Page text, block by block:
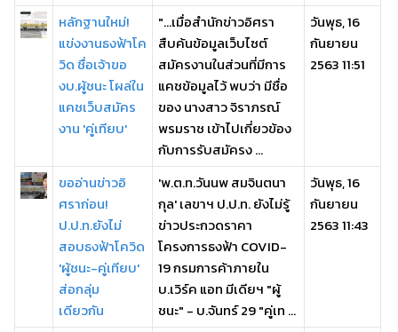
หลักฐานใหม่!
แข่งงานธงฟ้าโค
วิด ชื่อเจ้าขอ
งบ.ผู้ชนะ โผล่ใน
แคชเว็บสมัคร
งาน 'คู่เทียบ'
"...เมื่อสำนักข่าวอิศรา
สืบค้นข้อมูลเว็บไซต์
สมัครงานในส่วนที่มีการ
แคชข้อมูลไว้ พบว่า มีชื่อ
ของ นางสาว จิราภรณ์
พรมราช เข้าไปเกี่ยวข้อง
กับการรับสมัครง ...
วันพุธ, 16
กันยายน
2563 11:51
ขออ่านข่าวอิ
ศราก่อน!
ป.ป.ท.ยังไม่
สอบธงฟ้าโควิด
'ผู้ชนะ-คู่เทียบ'
ส่อกลุ่ม
เดียวกัน
'พ.ต.ท.วันนพ สมจินตนา
กุล' เลขาฯ ป.ป.ท. ยังไม่รู้
ข่าวประกวดราคา
โครงการธงฟ้า COVID-
19 กรมการค้าภายใน
บ.เวิร์ค แอท มีเดียฯ "ผู้
ชนะ" - บ.จันทร์ 29 "คู่เท ...
วันพุธ, 16
กันยายน
2563 11:43